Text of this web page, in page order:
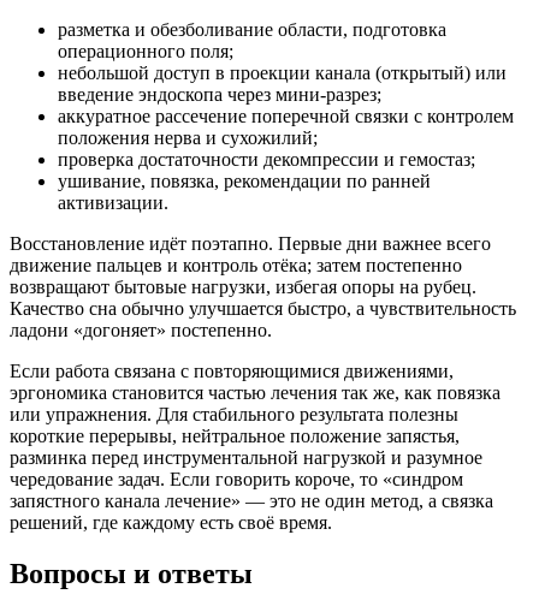
разметка и обезболивание области, подготовка
операционного поля;
небольшой доступ в проекции канала (открытый) или
введение эндоскопа через мини-разрез;
аккуратное рассечение поперечной связки с контролем
положения нерва и сухожилий;
проверка достаточности декомпрессии и гемостаз;
ушивание, повязка, рекомендации по ранней
активизации.
Восстановление идёт поэтапно. Первые дни важнее всего
движение пальцев и контроль отёка; затем постепенно
возвращают бытовые нагрузки, избегая опоры на рубец.
Качество сна обычно улучшается быстро, а чувствительность
ладони «догоняет» постепенно.
Если работа связана с повторяющимися движениями,
эргономика становится частью лечения так же, как повязка
или упражнения. Для стабильного результата полезны
короткие перерывы, нейтральное положение запястья,
разминка перед инструментальной нагрузкой и разумное
чередование задач. Если говорить короче, то «синдром
запястного канала лечение» — это не один метод, а связка
решений, где каждому есть своё время.
Вопросы и ответы